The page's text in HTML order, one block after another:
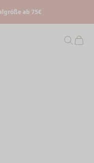
ab 75€
Suchen